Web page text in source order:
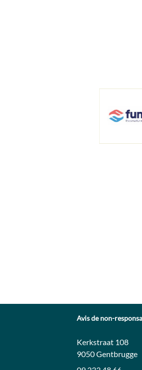
Avis de non-
Contact:
Adresse:
Kerkstraat 108
9050 Gentbrugge